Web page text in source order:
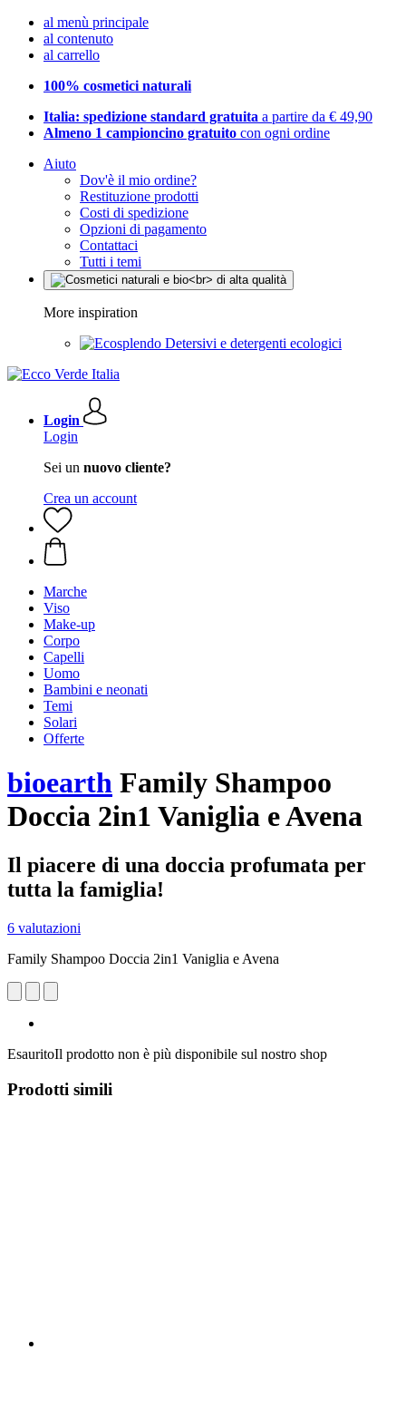
al menù principale
al contenuto
al carrello
100% cosmetici naturali
Italia: spedizione standard gratuita a partire da € 49,90
Almeno 1 campioncino gratuito con ogni ordine
Aiuto
Dov'è il mio ordine?
Restituzione prodotti
Costi di spedizione
Opzioni di pagamento
Contattaci
Tutti i temi
More inspiration
Detersivi e detergenti ecologici
Login
Login
Sei un nuovo cliente?
Crea un account
Marche
Viso
Make-up
Corpo
Capelli
Uomo
Bambini e neonati
Temi
Solari
Offerte
bioearth Family Shampoo
Doccia 2in1 Vaniglia e Avena
Il piacere di una doccia profumata per
tutta la famiglia!
6 valutazioni
Family Shampoo Doccia 2in1 Vaniglia e Avena
EsauritoIl prodotto non è più disponibile sul nostro shop
Prodotti simili